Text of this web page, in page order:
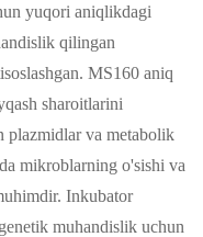
yuqori aniqlikdagi
qilingan
MS160 aniq
sharoitlarini
plazmidlar va metabolik
mikroblarning o'sishi va
Inkubator
muhandislik uchun